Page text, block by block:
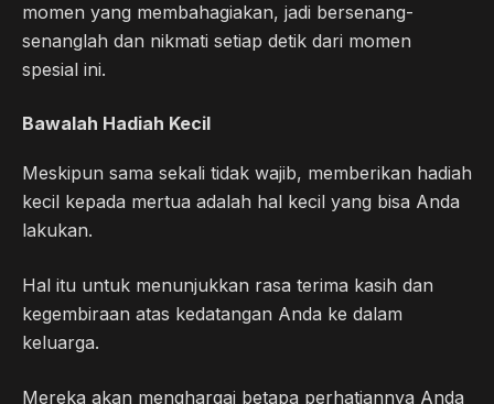
momen yang membahagiakan, jadi bersenang-
senanglah dan nikmati setiap detik dari momen
spesial ini.
Bawalah Hadiah Kecil
Meskipun sama sekali tidak wajib, memberikan hadiah
kecil kepada mertua adalah hal kecil yang bisa Anda
lakukan.
Hal itu untuk menunjukkan rasa terima kasih dan
kegembiraan atas kedatangan Anda ke dalam
keluarga.
Mereka akan menghargai betapa perhatiannya Anda